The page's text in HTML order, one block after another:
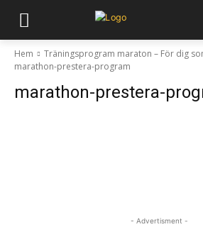
Hem
Träningsprogram maraton – För dig
marathon-prestera-program
marathon-prestera-
- Advertisment -